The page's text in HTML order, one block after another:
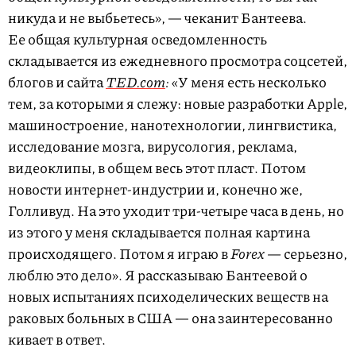
никуда и не выбьетесь», — чеканит Бантеева.
Ее общая культурная осведомленность
складывается из ежедневного просмотра соцсетей,
блогов и сайтаTED.com:«У меня есть несколько
тем, за которыми я слежу: новые разработки Apple,
машиностроение, нанотехнологии, лингвистика,
исследование мозга, вирусология, реклама,
видеоклипы, в общем весь этот пласт. Потом
новости интернет-индустрии и, конечно же,
Голливуд. На это уходит три-четыре часа в день, но
из этого у меня складывается полная картина
происходящего. Потом я играю вForex —серьезно,
люблю это дело». Я рассказываю Бантеевой о
новых испытаниях психоделических веществ на
раковых больных в США — она заинтересованно
кивает в ответ.